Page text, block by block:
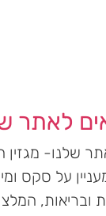
לאתר
שלנו- מגזין
על סקס
ובריאות,